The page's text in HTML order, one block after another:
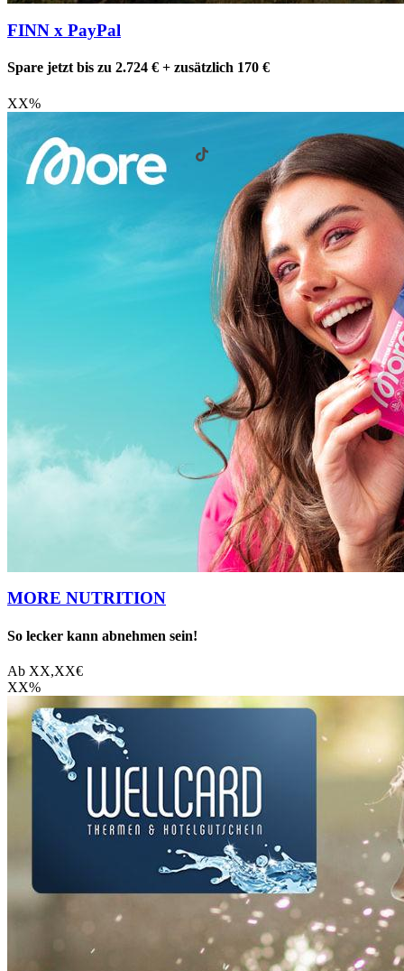
FINN x PayPal
Spare jetzt bis zu 2.724 € + zusätzlich 170 €
XX%
MORE NUTRITION
So lecker kann abnehmen sein!
Ab XX,XX€
XX%